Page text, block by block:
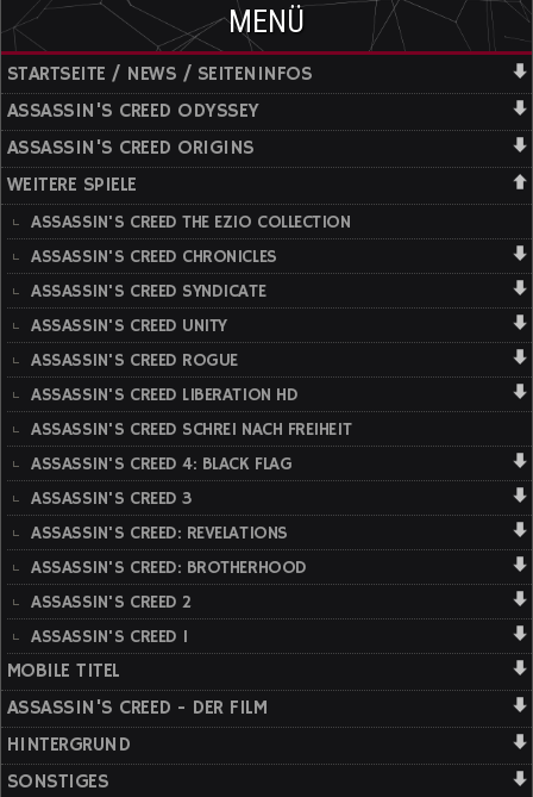
MENÜ
STARTSEITE / NEWS / SEITENINFOS
ASSASSIN'S CREED ODYSSEY
ASSASSIN'S CREED ORIGINS
WEITERE SPIELE
ASSASSIN'S CREED THE EZIO COLLECTION
ASSASSIN'S CREED CHRONICLES
ASSASSIN'S CREED SYNDICATE
ASSASSIN'S CREED UNITY
ASSASSIN'S CREED ROGUE
ASSASSIN'S CREED LIBERATION HD
ASSASSIN'S CREED SCHREI NACH FREIHEIT
ASSASSIN'S CREED 4: BLACK FLAG
ASSASSIN'S CREED 3
ASSASSIN'S CREED: REVELATIONS
ASSASSIN'S CREED: BROTHERHOOD
ASSASSIN'S CREED 2
ASSASSIN'S CREED 1
MOBILE TITEL
ASSASSIN'S CREED - DER FILM
HINTERGRUND
SONSTIGES